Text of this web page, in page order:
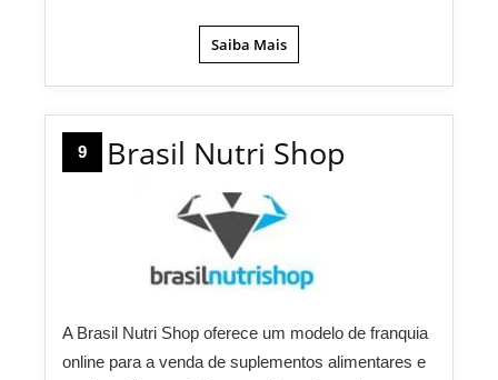
Saiba Mais
9 Brasil Nutri Shop
A Brasil Nutri Shop oferece um modelo de franquia
online para a venda de suplementos alimentares e